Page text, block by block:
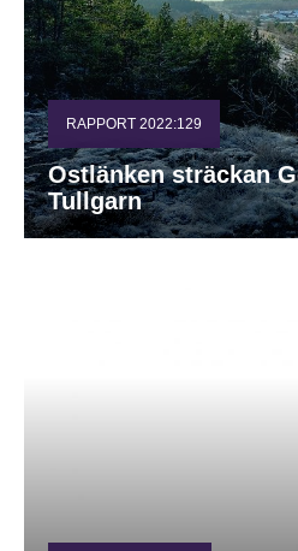
RAPPORT 2022:129
Ostlänken sträckan
Tullgarn